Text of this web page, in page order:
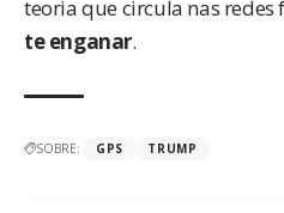
teoria que circula nas redes
te enganar.
SOBRE: GPS TRUMP